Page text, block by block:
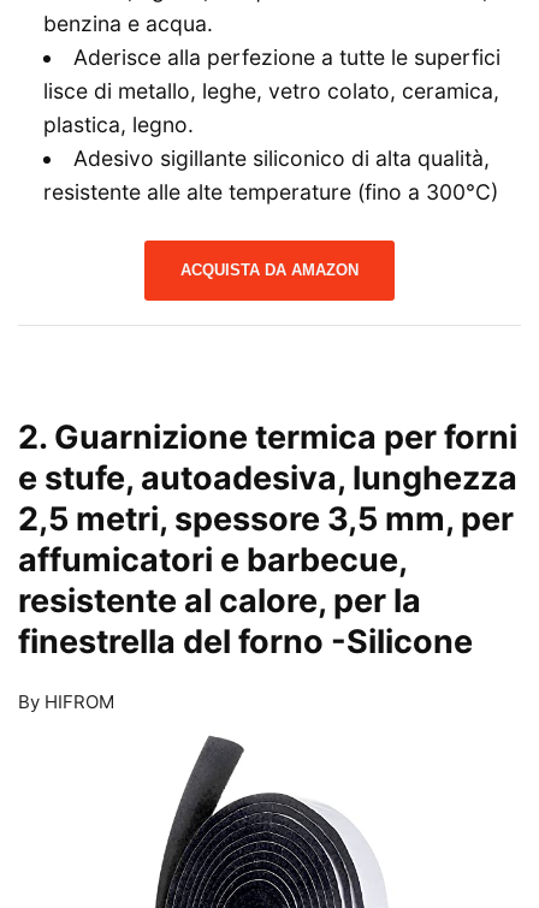
benzina e acqua.
Aderisce alla perfezione a tutte le superfici
lisce di metallo, leghe, vetro colato, ceramica,
plastica, legno.
Adesivo sigillante siliconico di alta qualità,
resistente alle alte temperature (fino a 300°C)
ACQUISTA DA AMAZON
2. Guarnizione termica per forni
e stufe, autoadesiva, lunghezza
2,5 metri, spessore 3,5 mm, per
affumicatori e barbecue,
resistente al calore, per la
finestrella del forno -Silicone
By HIFROM